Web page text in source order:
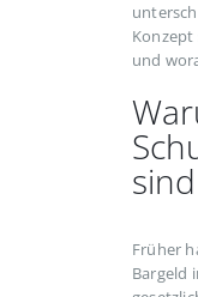
und
Früher
Bargeld